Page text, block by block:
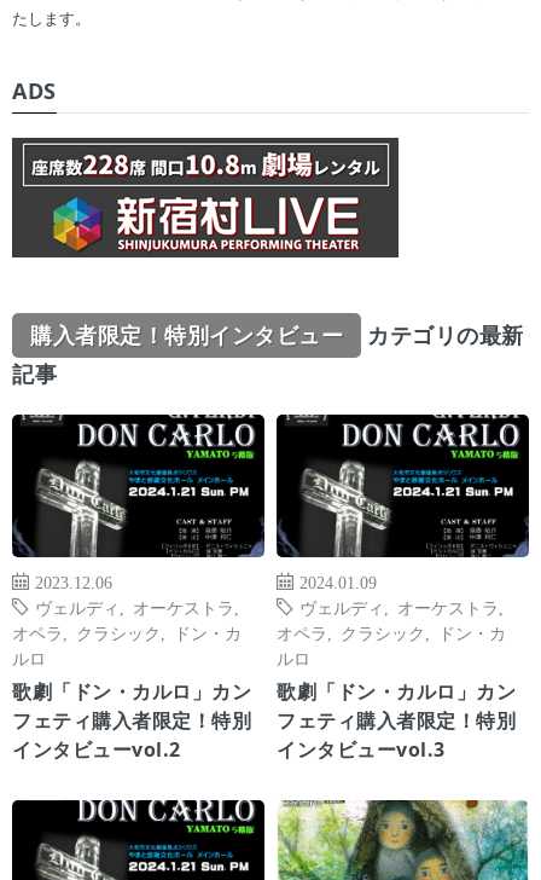
たします。
ADS
購入者限定！特別インタビュー
カテゴリの最新
記事
2023.12.06
ヴェルディ
オーケストラ
オペラ
クラシック
ドン・カ
ルロ
歌劇「ドン・カルロ」カン
フェティ購入者限定！特別
インタビューvol.2
2024.01.09
ヴェルディ
オーケストラ
オペラ
クラシック
ドン・カ
ルロ
歌劇「ドン・カルロ」カン
フェティ購入者限定！特別
インタビューvol.3